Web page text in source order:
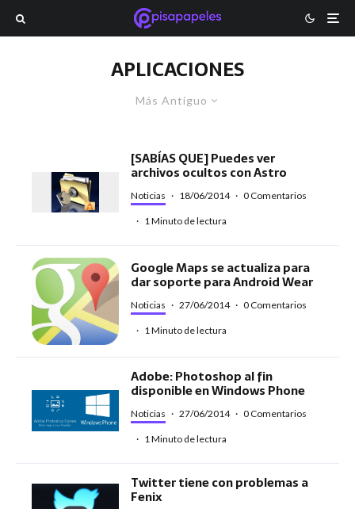
APLICACIONES
Más Antiguo
[SABÍAS QUE] Puedes ver
archivos ocultos con Astro
Noticias · 18/06/2014 · 0 Comentarios
· 1 Minuto de lectura
Google Maps se actualiza para
dar soporte para Android Wear
Noticias · 27/06/2014 · 0 Comentarios
· 1 Minuto de lectura
Adobe: Photoshop al fin
disponible en Windows Phone
Noticias · 27/06/2014 · 0 Comentarios
· 1 Minuto de lectura
Twitter tiene con problemas a
Fenix